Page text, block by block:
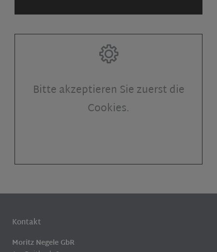
Bitte akzeptieren Sie zuerst die
Cookies.
Kontakt
Moritz Negele GbR